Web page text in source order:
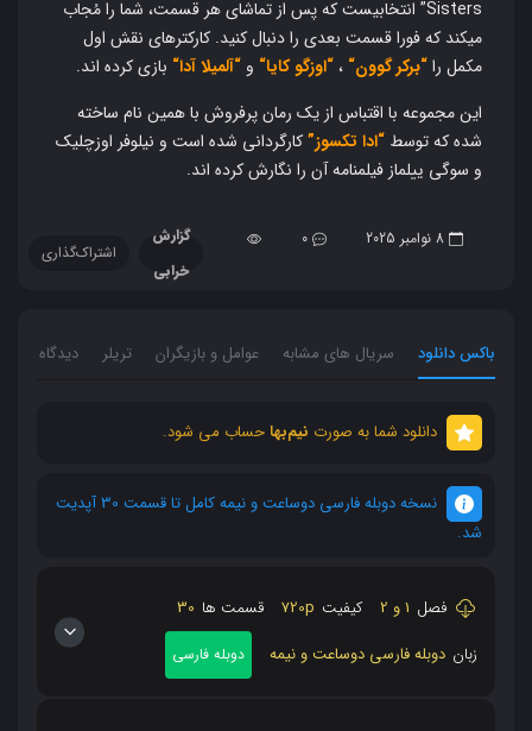
Sisters” انتخابیست که پس از تماشای هر قسمت، شما را مُجاب
میکند که فورا قسمت بعدی را دنبال کنید. کارکترهای نقش اول
مکمل را“برکر گوون“ ،“اوزگو کایا“ و “آلمیلا آدا“ بازی کرده اند.
این مجموعه با اقتباس از یک رمان پرفروش با همین نام ساخته
شده که توسط “ادا تکسوز”کارگردانی شده است و نیلوفر اوزچلیک
و سوگی ییلماز فیلمنامه آن را نگارش کرده اند.
8 نوامبر 2025 0
گزارش
خرابی
اشتراک‌گذاری
باکس دانلود سریال های مشابه عوامل و بازیگران تریلر دیدگاه ها
دانلود شما به صورت نیم‌بها حساب می شود.
نسخه دوبله فارسی دوساعت و نیمه کامل تا قسمت 30 آپدیت
شد.
فصل 1 و 2 کیفیت 720p قسمت ها 30
زبان دوبله فارسی دوساعت و نیمه دوبله فارسی